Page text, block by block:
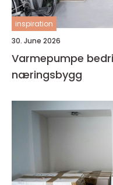
inspiration
30. June 2026
Varmepumpe
næringsbygg